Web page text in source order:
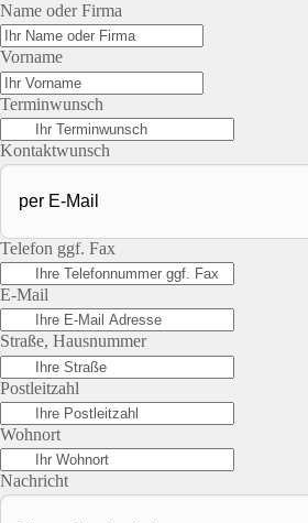
Name oder Firma
Vorname
Terminwunsch
Kontaktwunsch
Telefon ggf. Fax
E-Mail
Straße, Hausnummer
Postleitzahl
Wohnort
Nachricht